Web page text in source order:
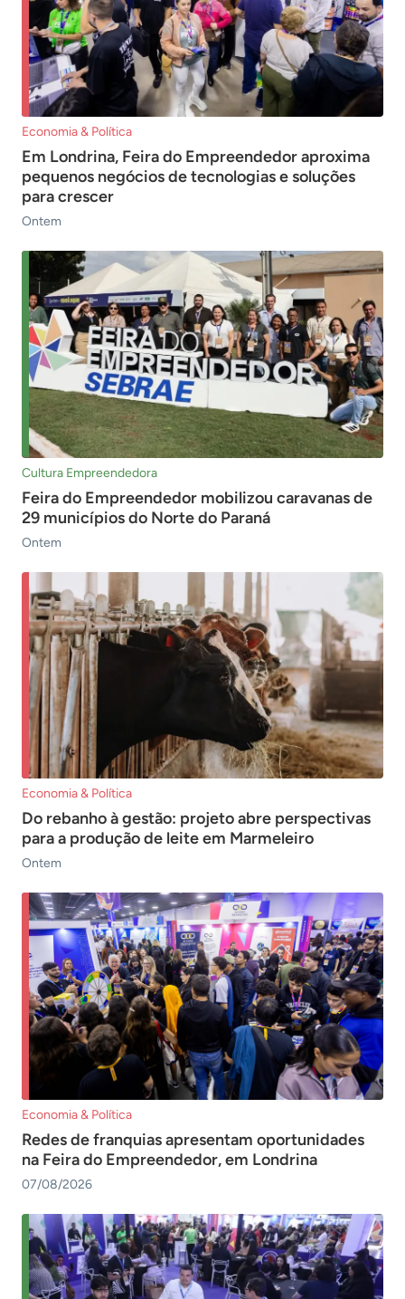
Economia & Política
Em Londrina, Feira do Empreendedor aproxima
pequenos negócios de tecnologias e soluções
para crescer
Ontem
Cultura Empreendedora
Feira do Empreendedor mobilizou caravanas de
29 municípios do Norte do Paraná
Ontem
Economia & Política
Do rebanho à gestão: projeto abre perspectivas
para a produção de leite em Marmeleiro
Ontem
Economia & Política
Redes de franquias apresentam oportunidades
na Feira do Empreendedor, em Londrina
07/08/2026